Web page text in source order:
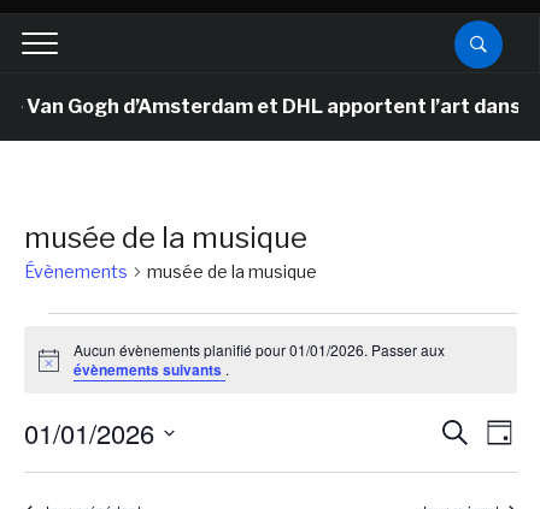
Van Gogh d’Amsterdam et DHL apportent l’art dans
musée de la musique
Évènements musée de la musique
for
Notice
Aucun évènements planifié pour 01/01/2026. Passer aux
évènements suivants .
et
Jour
01/01/2026
Sélectionnez
une